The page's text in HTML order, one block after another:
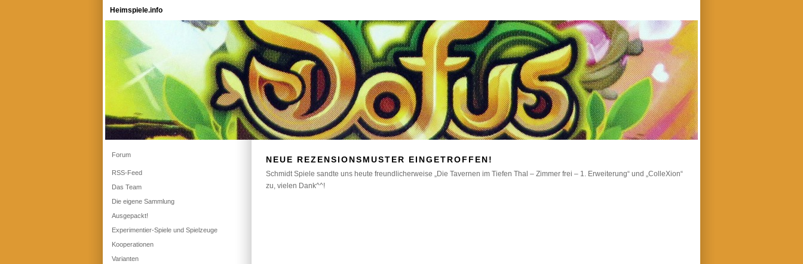
Heimspiele.info
NEUE REZENSIONSMUSTER EINGETROFFEN!
Schmidt Spiele sandte uns heute freundlicherweise „Die Tavernen im Tiefen Thal – Zimmer frei – 1. Erweiterung“ und „ColleXion“
zu, vielen Dank^^!
Forum
RSS-Feed
Das Team
Die eigene Sammlung
Ausgepackt!
Experimentier-Spiele und Spielzeuge
Kooperationen
Varianten